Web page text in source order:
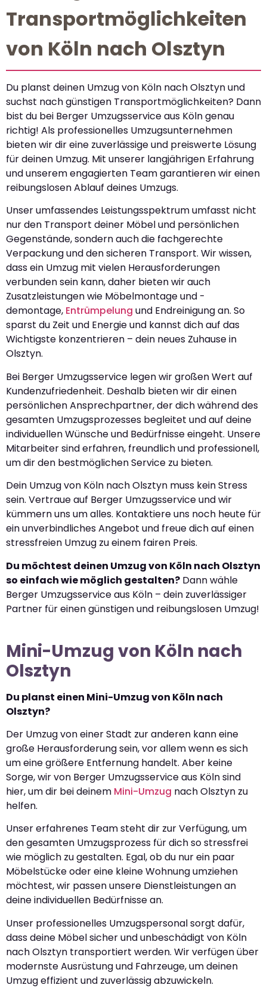
Transportmöglichkeiten
von Köln nach Olsztyn
Du planst deinen Umzug von Köln nach Olsztyn und
suchst nach günstigen Transportmöglichkeiten? Dann
bist du bei Berger Umzugsservice aus Köln genau
richtig! Als professionelles Umzugsunternehmen
bieten wir dir eine zuverlässige und preiswerte Lösung
für deinen Umzug. Mit unserer langjährigen Erfahrung
und unserem engagierten Team garantieren wir einen
reibungslosen Ablauf deines Umzugs.
Unser umfassendes Leistungsspektrum umfasst nicht
nur den Transport deiner Möbel und persönlichen
Gegenstände, sondern auch die fachgerechte
Verpackung und den sicheren Transport. Wir wissen,
dass ein Umzug mit vielen Herausforderungen
verbunden sein kann, daher bieten wir auch
Zusatzleistungen wie Möbelmontage und -
demontage, Entrümpelung und Endreinigung an. So
sparst du Zeit und Energie und kannst dich auf das
Wichtigste konzentrieren – dein neues Zuhause in
Olsztyn.
Bei Berger Umzugsservice legen wir großen Wert auf
Kundenzufriedenheit. Deshalb bieten wir dir einen
persönlichen Ansprechpartner, der dich während des
gesamten Umzugsprozesses begleitet und auf deine
individuellen Wünsche und Bedürfnisse eingeht. Unsere
Mitarbeiter sind erfahren, freundlich und professionell,
um dir den bestmöglichen Service zu bieten.
Dein Umzug von Köln nach Olsztyn muss kein Stress
sein. Vertraue auf Berger Umzugsservice und wir
kümmern uns um alles. Kontaktiere uns noch heute für
ein unverbindliches Angebot und freue dich auf einen
stressfreien Umzug zu einem fairen Preis.
Du möchtest deinen Umzug von Köln nach Olsztyn
so einfach wie möglich gestalten? Dann wähle
Berger Umzugsservice aus Köln – dein zuverlässiger
Partner für einen günstigen und reibungslosen Umzug!
Mini-Umzug von Köln nach
Olsztyn
Du planst einen Mini-Umzug von Köln nach
Olsztyn?
Der Umzug von einer Stadt zur anderen kann eine
große Herausforderung sein, vor allem wenn es sich
um eine größere Entfernung handelt. Aber keine
Sorge, wir von Berger Umzugsservice aus Köln sind
hier, um dir bei deinem Mini-Umzug nach Olsztyn zu
helfen.
Unser erfahrenes Team steht dir zur Verfügung, um
den gesamten Umzugsprozess für dich so stressfrei
wie möglich zu gestalten. Egal, ob du nur ein paar
Möbelstücke oder eine kleine Wohnung umziehen
möchtest, wir passen unsere Dienstleistungen an
deine individuellen Bedürfnisse an.
Unser professionelles Umzugspersonal sorgt dafür,
dass deine Möbel sicher und unbeschädigt von Köln
nach Olsztyn transportiert werden. Wir verfügen über
modernste Ausrüstung und Fahrzeuge, um deinen
Umzug effizient und zuverlässig abzuwickeln.